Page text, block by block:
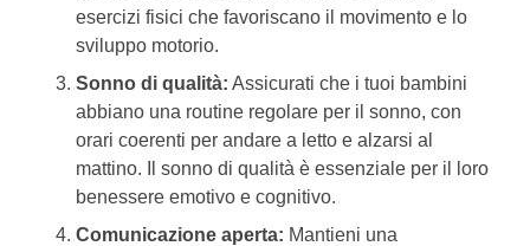
esercizi fisici che favoriscano il movimento e lo
sviluppo motorio.
Sonno di qualità: Assicurati che i tuoi bambini
abbiano una routine regolare per il sonno, con
orari coerenti per andare a letto e alzarsi al
mattino. Il sonno di qualità è essenziale per il loro
benessere emotivo e cognitivo.
Comunicazione aperta: Mantieni una